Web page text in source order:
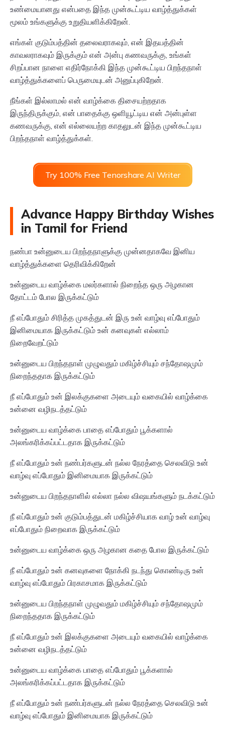
உண்மையானது என்பதை இந்த முன்கூட்டிய வாழ்த்துக்கள்
மூலம் உங்களுக்கு உறுதியளிக்கிறேன்.
எங்கள் குடும்பத்தின் தலைவராகவும், என் இதயத்தின்
காவலராகவும் இருக்கும் என் அன்பு கணவருக்கு, உங்கள்
சிறப்பான நாளை எதிர்நோக்கி இந்த முன்கூட்டிய பிறந்தநாள்
வாழ்த்துக்களைப் பெருமையுடன் அனுப்புகிறேன்.
நீங்கள் இல்லாமல் என் வாழ்க்கை திசையற்றதாக
இருந்திருக்கும், என் பாதைக்கு ஒளியூட்டிய என் அன்புள்ள
கணவருக்கு, என் எல்லையற்ற காதலுடன் இந்த முன்கூட்டிய
பிறந்தநாள் வாழ்த்துக்கள்.
Try 100% Free Tenorshare AI Writer
Advance Happy Birthday Wishes
in Tamil for Friend
நண்பா உன்னுடைய பிறந்தநாளுக்கு முன்னதாகவே இனிய
வாழ்த்துக்களை தெரிவிக்கிறேன்
உன்னுடைய வாழ்க்கை மலர்களால் நிறைந்த ஒரு அழகான
தோட்டம் போல இருக்கட்டும்
நீ எப்போதும் சிரித்த முகத்துடன் இரு உன் வாழ்வு எப்போதும்
இனிமையாக இருக்கட்டும் உன் கனவுகள் எல்லாம்
நிறைவேறட்டும்
உன்னுடைய பிறந்தநாள் முழுவதும் மகிழ்ச்சியும் சந்தோஷமும்
நிறைந்ததாக இருக்கட்டும்
நீ எப்போதும் உன் இலக்குகளை அடையும் வகையில் வாழ்க்கை
உன்னை வழிநடத்தட்டும்
உன்னுடைய வாழ்க்கை பாதை எப்போதும் பூக்களால்
அலங்கரிக்கப்பட்டதாக இருக்கட்டும்
நீ எப்போதும் உன் நண்பர்களுடன் நல்ல நேரத்தை செலவிடு உன்
வாழ்வு எப்போதும் இனிமையாக இருக்கட்டும்
உன்னுடைய பிறந்தநாளில் எல்லா நல்ல விஷயங்களும் நடக்கட்டும்
நீ எப்போதும் உன் குடும்பத்துடன் மகிழ்ச்சியாக வாழ் உன் வாழ்வு
எப்போதும் நிறைவாக இருக்கட்டும்
உன்னுடைய வாழ்க்கை ஒரு அழகான கதை போல இருக்கட்டும்
நீ எப்போதும் உன் கனவுகளை நோக்கி நடந்து கொண்டிரு உன்
வாழ்வு எப்போதும் பிரகாசமாக இருக்கட்டும்
உன்னுடைய பிறந்தநாள் முழுவதும் மகிழ்ச்சியும் சந்தோஷமும்
நிறைந்ததாக இருக்கட்டும்
நீ எப்போதும் உன் இலக்குகளை அடையும் வகையில் வாழ்க்கை
உன்னை வழிநடத்தட்டும்
உன்னுடைய வாழ்க்கை பாதை எப்போதும் பூக்களால்
அலங்கரிக்கப்பட்டதாக இருக்கட்டும்
நீ எப்போதும் உன் நண்பர்களுடன் நல்ல நேரத்தை செலவிடு உன்
வாழ்வு எப்போதும் இனிமையாக இருக்கட்டும்